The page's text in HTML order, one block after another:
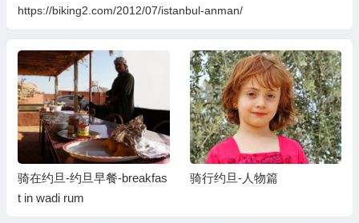
https://biking2.com/2012/07/istanbul-anman/
骑在约旦-约旦早餐-breakfas
t in wadi rum
骑行约旦-人物篇